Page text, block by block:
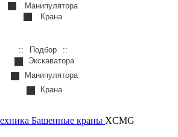
Манипулятора
Крана
Подбор
Экскаватора
Манипулятора
Крана
Башенные краны XCMG